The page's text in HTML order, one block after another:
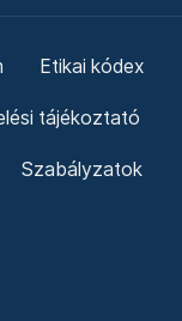
Etikai kódex
tájékoztató
Szabályzatok